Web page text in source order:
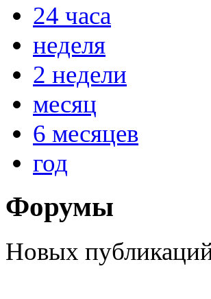
24 часа
неделя
2 недели
месяц
6 месяцев
год
Форумы
Новых